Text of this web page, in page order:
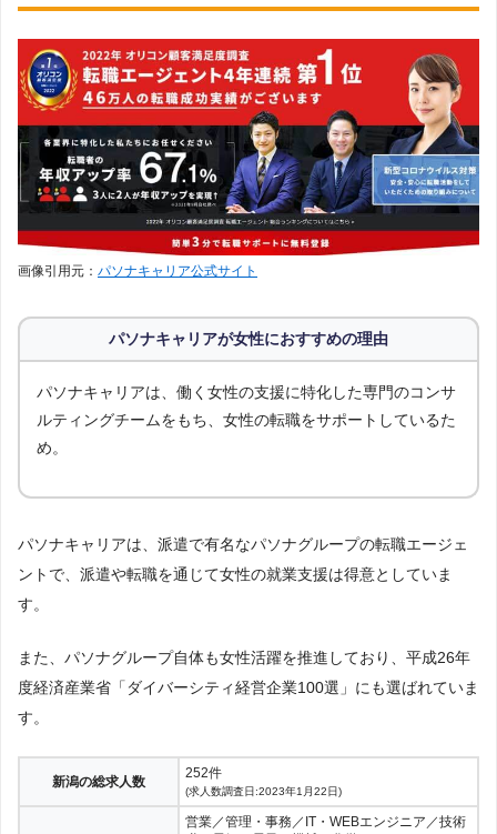
→詳しい記事を見る 【公式】https://job-medley.com/hh/
保育士
→詳しい記事を見る
ジョブデポ保育士
【公式】https://j-depo.com/hoiku
その他（各ランキング記事を見るにジャンプします）
主婦 ママ 未経験 製造業 工場系 建築業 飲食業
調理師 アパレル 美容業 中小企業 ベンチャー
海外勤務 中小企業 リハビリ業界
理学療法士 言語聴覚士 放射線技師
管理栄養士 会計士 理系 研究職 美容師 理容師
サーバーエンジニア 社内SE
テクニカルサポート・ヘルプデスク
WEBディレクター・プロデューサー ゲーム
画像引用元： パソナキャリア公式サイト
パソナキャリアが女性におすすめの理由
パソナキャリアは、働く女性の支援に特化した専門のコンサ
ルティングチームをもち、女性の転職をサポートしているた
め。
パソナキャリアは、派遣で有名なパソナグループの転職エージェ
ントで、派遣や転職を通じて女性の就業支援は得意としていま
す。
また、パソナグループ自体も女性活躍を推進しており、平成26年
度経済産業省「ダイバーシティ経営企業100選」にも選ばれていま
す。
新潟の総求人数
252件
(求人数調査日:2023年1月22日)
営業／管理・事務／IT・WEBエンジニア／技術